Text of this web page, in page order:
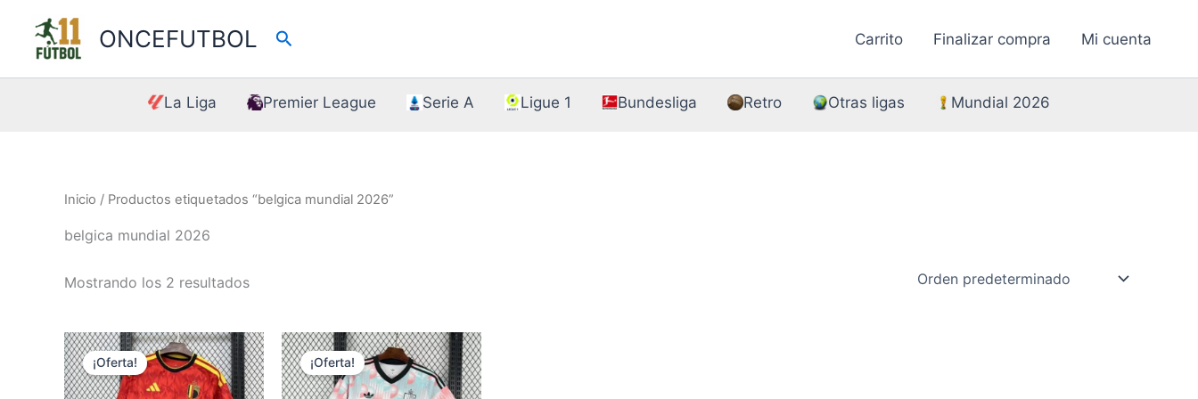
contenido
ONCEFUTBOL Buscar Carrito Finalizar compra Mi cuenta
La Liga Premier League Serie A Ligue 1 Bundesliga Retro Otras ligas Mundial 2026
Inicio / Productos etiquetados “belgica mundial 2026”
belgica mundial 2026
Mostrando los 2 resultados
¡Oferta! ¡Oferta!